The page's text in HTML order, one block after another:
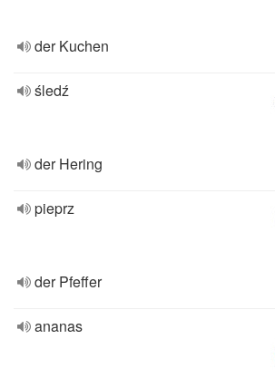
der Kuchen
śledź
der Hering
pieprz
der Pfeffer
ananas